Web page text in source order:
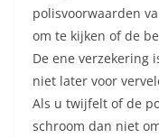
polisvoorwaarden
om te kijken of de
De ene verzekering
niet later voor
Als u twijfelt of de
schroom dan niet